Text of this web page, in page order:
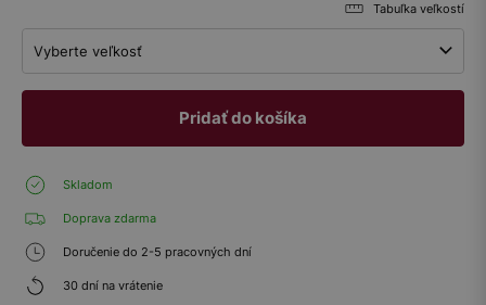
Tabuľka veľkostí
Vyberte veľkosť
Pridať do košíka
Skladom
Doprava zdarma
Doručenie do 2-5 pracovných dní
30 dní na vrátenie